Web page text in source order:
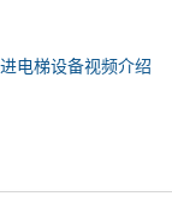
电梯设备视频介绍